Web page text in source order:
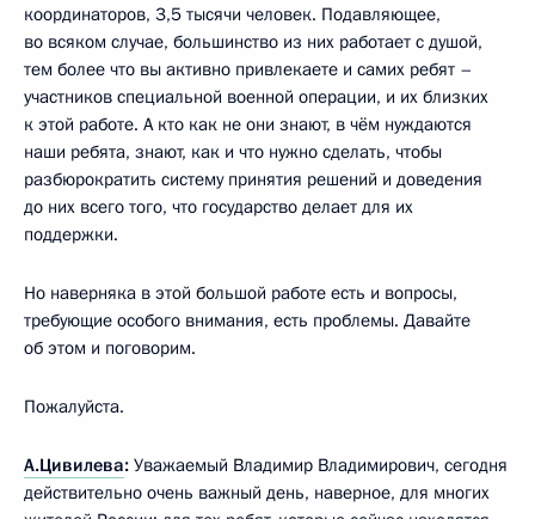
координаторов, 3,5 тысячи человек. Подавляющее,
во всяком случае, большинство из них работает с душой,
тем более что вы активно привлекаете и самих ребят –
участников специальной военной операции, и их близких
к этой работе. А кто как не они знают, в чём нуждаются
наши ребята, знают, как и что нужно сделать, чтобы
разбюрократить систему принятия решений и доведения
до них всего того, что государство делает для их
поддержки.
Но наверняка в этой большой работе есть и вопросы,
требующие особого внимания, есть проблемы. Давайте
об этом и поговорим.
Пожалуйста.
А.Цивилева: Уважаемый Владимир Владимирович, сегодня
действительно очень важный день, наверное, для многих